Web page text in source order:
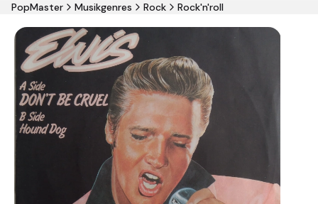
PopMaster Musikgenres Rock Rock'n'roll